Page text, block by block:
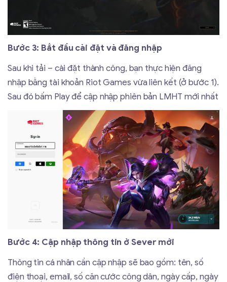
Bước 3: Bắt đầu cài đặt và đăng nhập
Sau khi tải – cài đặt thành công, bạn thực hiện đăng
nhập bằng tài khoản Riot Games vừa liên kết (ở bước 1).
Sau đó bấm Play để cập nhập phiên bản LMHT mới nhất
Bước 4: Cập nhập thông tin ở Sever mới
Thông tin cá nhân cần cập nhập sẽ bao gồm: tên, số
điện thoại, email, số căn cước công dân, ngày cấp, ngày